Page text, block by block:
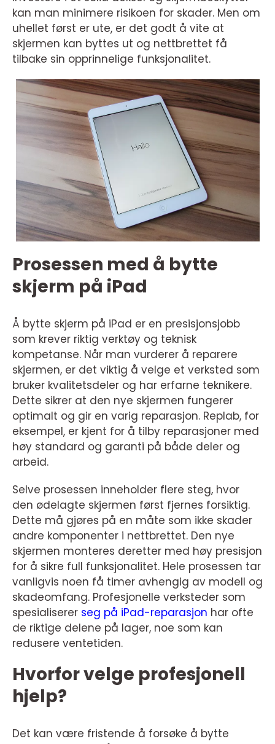
kan man minimere risikoen for skader. Men om
uhellet først er ute, er det godt å vite at
skjermen kan byttes ut og nettbrettet få
tilbake sin opprinnelige funksjonalitet.
Prosessen med å bytte
skjerm på iPad
Å bytte skjerm på iPad er en presisjonsjobb
som krever riktig verktøy og teknisk
kompetanse. Når man vurderer å reparere
skjermen, er det viktig å velge et verksted som
bruker kvalitetsdeler og har erfarne teknikere.
Dette sikrer at den nye skjermen fungerer
optimalt og gir en varig reparasjon. Replab, for
eksempel, er kjent for å tilby reparasjoner med
høy standard og garanti på både deler og
arbeid.
Selve prosessen inneholder flere steg, hvor
den ødelagte skjermen først fjernes forsiktig.
Dette må gjøres på en måte som ikke skader
andre komponenter i nettbrettet. Den nye
skjermen monteres deretter med høy presisjon
for å sikre full funksjonalitet. Hele prosessen tar
vanligvis noen få timer avhengig av modell og
skadeomfang. Profesjonelle verksteder som
spesialiserer seg på iPad-reparasjon har ofte
de riktige delene på lager, noe som kan
redusere ventetiden.
Hvorfor velge profesjonell
hjelp?
Det kan være fristende å forsøke å bytte